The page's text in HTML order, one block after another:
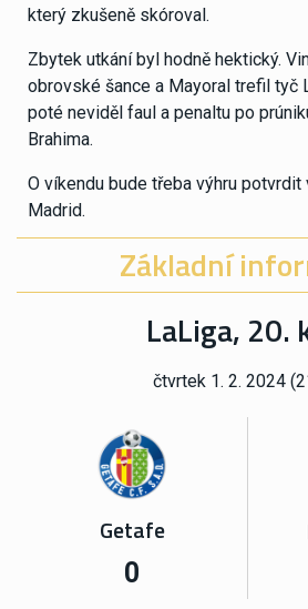
který zkušeně skóroval.
Zbytek utkání byl hodně hektický.
obrovské šance a Mayoral trefil tyč
poté neviděl faul a penaltu po
Brahima.
O víkendu bude třeba výhru
Madrid.
Základní
LaLiga, 20.
čtvrtek 1. 2. 2024
Getafe
0